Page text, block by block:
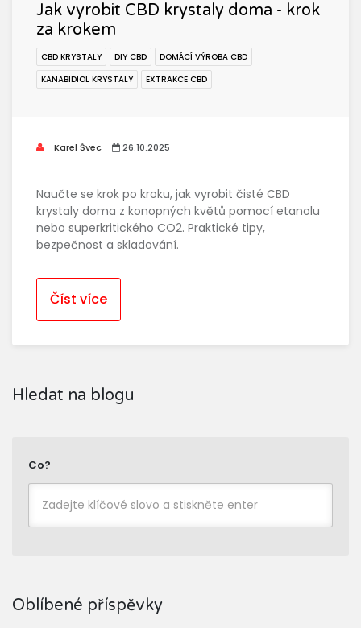
Jak vyrobit CBD krystaly doma - krok
za krokem
CBD KRYSTALY DIY CBD
DOMÁCÍ VÝROBA CBD
KANABIDIOL KRYSTALY
EXTRAKCE CBD
Karel Švec 26.10.2025
Naučte se krok po kroku, jak vyrobit čisté CBD
krystaly doma z konopných květů pomocí etanolu
nebo superkritického CO2. Praktické tipy,
bezpečnost a skladování.
Číst více
Hledat na blogu
Co?
Oblíbené příspěvky